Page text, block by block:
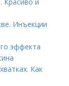
Инъекции
эффекта
Как